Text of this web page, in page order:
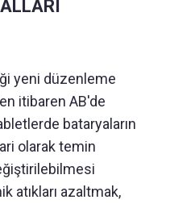
yeni düzenleme
itibaren AB'de
bataryaların
olarak temin
atıkları azaltmak,